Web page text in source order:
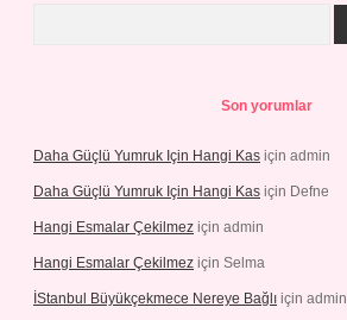
Son yorumlar
Daha Güçlü Yumruk Için Hangi Kas için admin
Daha Güçlü Yumruk Için Hangi Kas için Defne
Hangi Esmalar Çekilmez için admin
Hangi Esmalar Çekilmez için Selma
İStanbul Büyükçekmece Nereye Bağlı için admin